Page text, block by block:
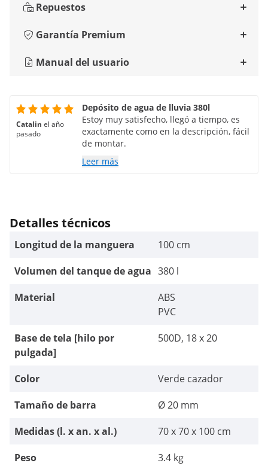
Repuestos
Garantía Premium
Manual del usuario
Catalin el año
pasado
Depósito de agua de lluvia 380l
Estoy muy satisfecho, llegó a tiempo, es
exactamente como en la descripción, fácil
de montar.
Leer más
Detalles técnicos
Longitud de la manguera
100 cm
Volumen del tanque de agua 380 l
Material
ABS
PVC
Base de tela [hilo por
pulgada]
500D, 18 x 20
Color
Verde cazador
Tamaño de barra
Ø 20 mm
Medidas (l. x an. x al.)
70 x 70 x 100 cm
Peso
3.4 kg